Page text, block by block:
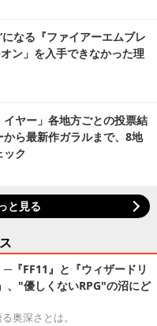
になる『ファイアーエムブレ
ン」を入手できなかった理
イヤー」各地方ごとの投票結
ら最新作ガラルまで、8地
ク
と見る
─『FF11』と『ウィザードリ
、"優しくないRPG"の沼にど
奥深さとは。